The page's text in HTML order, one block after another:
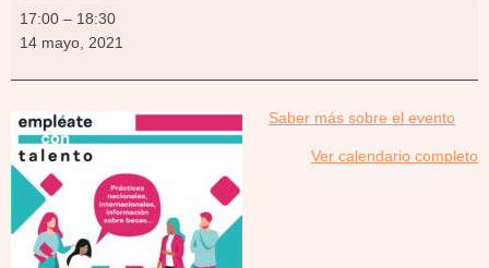
Empléate
con
17:00 – 18:30
14 mayo, 2021
Saber más sobre el evento
Ver calendario completo